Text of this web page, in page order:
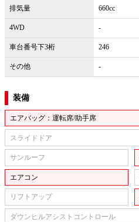
排気量 660cc
4WD -
車台番号下3桁 246
その他 -
装備
エアバッグ：運転席/助手席
スライドドア
サンルーフ
エアコン
リフトアップ
ダウンヒルアシストコントロール